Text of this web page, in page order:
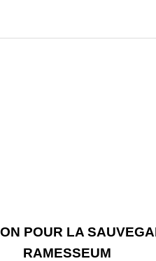
POUR LA
RAMESSEUM